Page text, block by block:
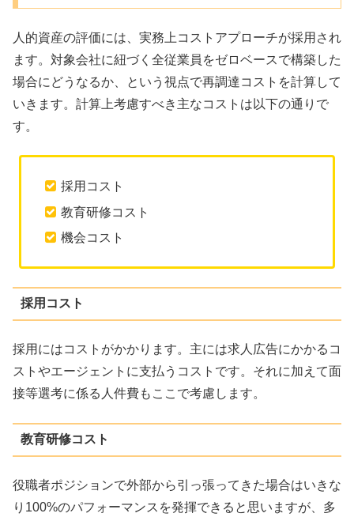
人的資産の評価には、実務上コストアプローチが採用され
ます。対象会社に紐づく全従業員をゼロベースで構築した
場合にどうなるか、という視点で再調達コストを計算して
いきます。計算上考慮すべき主なコストは以下の通りで
す。
採用コスト
教育研修コスト
機会コスト
採用コスト
採用にはコストがかかります。主には求人広告にかかるコ
ストやエージェントに支払うコストです。それに加えて面
接等選考に係る人件費もここで考慮します。
教育研修コスト
役職者ポジションで外部から引っ張ってきた場合はいきな
り100%のパフォーマンスを発揮できると思いますが、多